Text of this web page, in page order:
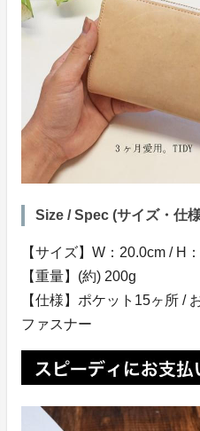
Size / Spec (サイズ・仕
【サイズ】W：20.0cm / H
【重量】(約) 200g
【仕様】ポケット15ヶ所 /
ファスナー